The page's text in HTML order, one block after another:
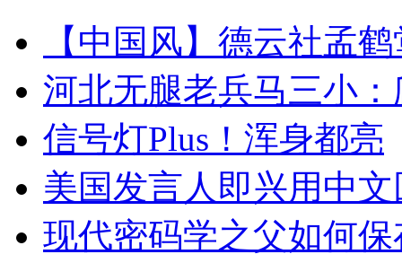
【中国风】德云社孟
河北无腿老兵马三小
信号灯Plus！浑身都亮
美国发言人即兴用中
现代密码学之父如何